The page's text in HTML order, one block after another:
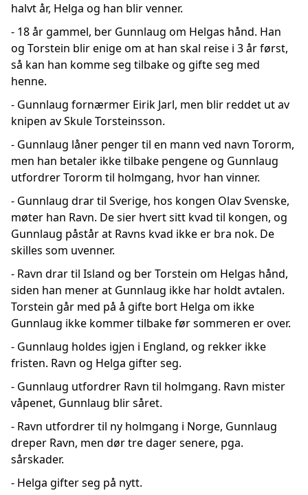
halvt år, Helga og han blir venner.
- 18 år gammel, ber Gunnlaug om Helgas hånd. Han
og Torstein blir enige om at han skal reise i 3 år først,
så kan han komme seg tilbake og gifte seg med
henne.
- Gunnlaug fornærmer Eirik Jarl, men blir reddet ut av
knipen av Skule Torsteinsson.
- Gunnlaug låner penger til en mann ved navn Tororm,
men han betaler ikke tilbake pengene og Gunnlaug
utfordrer Tororm til holmgang, hvor han vinner.
- Gunnlaug drar til Sverige, hos kongen Olav Svenske,
møter han Ravn. De sier hvert sitt kvad til kongen, og
Gunnlaug påstår at Ravns kvad ikke er bra nok. De
skilles som uvenner.
- Ravn drar til Island og ber Torstein om Helgas hånd,
siden han mener at Gunnlaug ikke har holdt avtalen.
Torstein går med på å gifte bort Helga om ikke
Gunnlaug ikke kommer tilbake før sommeren er over.
- Gunnlaug holdes igjen i England, og rekker ikke
fristen. Ravn og Helga gifter seg.
- Gunnlaug utfordrer Ravn til holmgang. Ravn mister
våpenet, Gunnlaug blir såret.
- Ravn utfordrer til ny holmgang i Norge, Gunnlaug
dreper Ravn, men dør tre dager senere, pga.
sårskader.
- Helga gifter seg på nytt.